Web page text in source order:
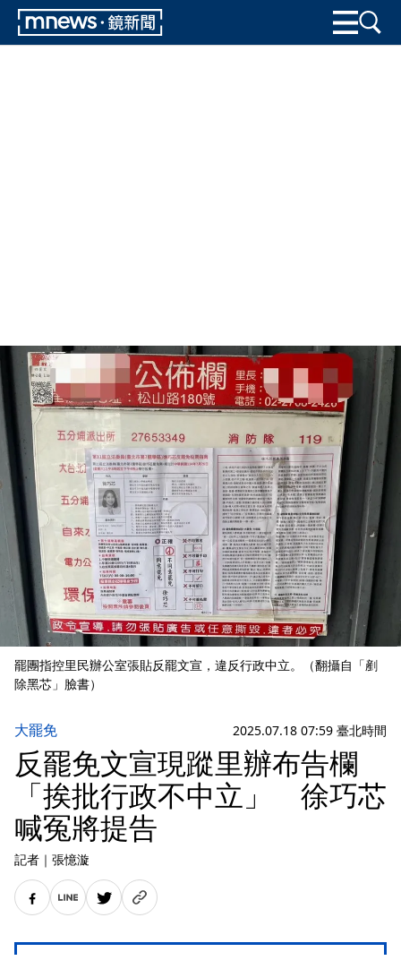
罷團指控里民辦公室張貼反罷文宣，違反行政中立。（翻攝自「剷
除黑芯」臉書）
大罷免 2025.07.18 07:59 臺北時間
反罷免文宣現蹤里辦布告欄
「挨批行政不中立」 徐巧芯
喊冤將提告
記者 ｜ 張憶漩